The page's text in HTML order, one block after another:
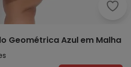
Geométrica Azul em Malha